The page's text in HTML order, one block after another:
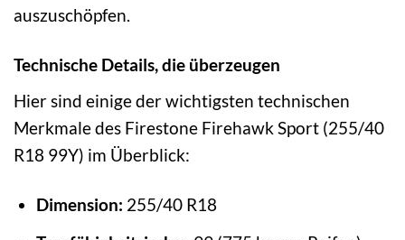
auszuschöpfen.
Technische Details, die überzeugen
Hier sind einige der wichtigsten technischen
Merkmale des Firestone Firehawk Sport (255/40
R18 99Y) im Überblick:
Dimension: 255/40 R18